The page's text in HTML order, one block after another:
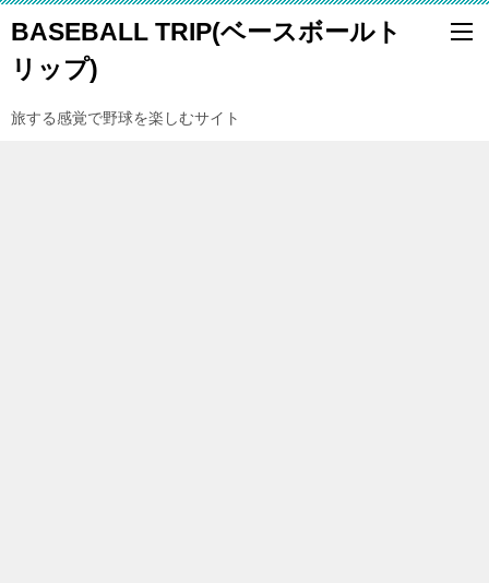
BASEBALL TRIP(ベースボールト
リップ)
旅する感覚で野球を楽しむサイト